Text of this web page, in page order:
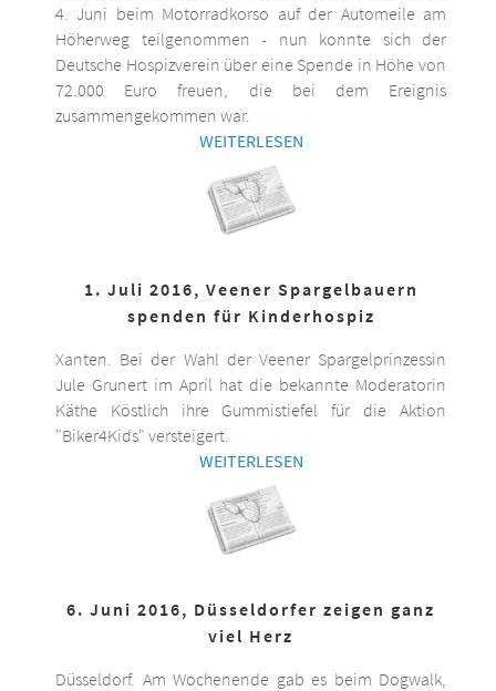
4. Juni beim Motorradkorso auf der Automeile am
Höherweg teilgenommen - nun konnte sich der
Deutsche Hospizverein über eine Spende in Höhe von
72.000 Euro freuen, die bei dem Ereignis
zusammengekommen war.
WEITERLESEN
1. Juli 2016, Veener Spargelbauern
spenden für Kinderhospiz
Xanten. Bei der Wahl der Veener Spargelprinzessin
Jule Grunert im April hat die bekannte Moderatorin
Käthe Köstlich ihre Gummistiefel für die Aktion
"Biker4Kids" versteigert.
WEITERLESEN
6. Juni 2016, Düsseldorfer zeigen ganz
viel Herz
Düsseldorf. Am Wochenende gab es beim Dogwalk,